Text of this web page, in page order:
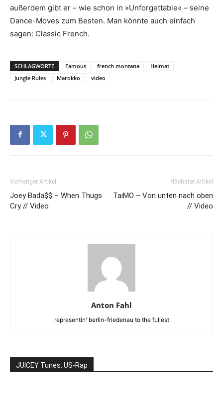
außerdem gibt er – wie schon in »Unforgettable« – seine
Dance-Moves zum Besten. Man könnte auch einfach
sagen: Classic French.
SCHLAGWORTE Famous french montana
Heimat
Jungle Rules
Marokko video
Vorheriger Artikel
Joey Bada$$ – When Thugs
Cry // Video
Nächster Artikel
TaiMO – Von unten nach oben
// Video
Anton Fahl
representin' berlin-friedenau to the fullest
JUICEY Tunes: US-Rap